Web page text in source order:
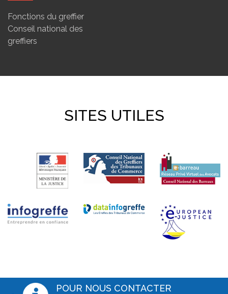
Fonctions du greffier
Conseil national des
greffiers
SITES UTILES
POUR NOUS CONTACTER